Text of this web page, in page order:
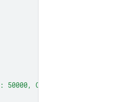
Q2: 75000, Q3: 60000."